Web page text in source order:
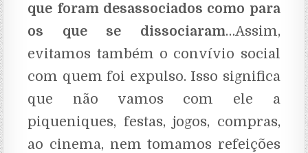
que foram desassociados como para
os que se dissociaram…Assim,
evitamos também o convívio social
com quem foi expulso. Isso significa
que não vamos com ele a
piqueniques, festas, jogos, compras,
ao cinema, nem tomamos refeições